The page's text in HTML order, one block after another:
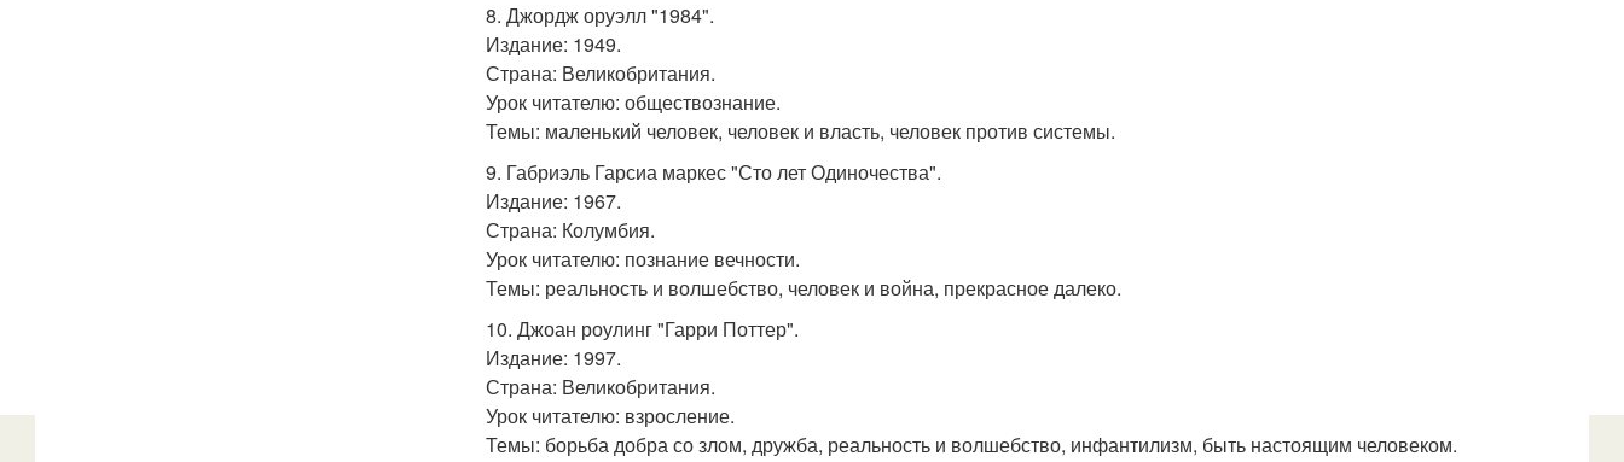
8. Джордж оруэлл "1984".
Издание: 1949.
Страна: Великобритания.
Урок читателю: обществознание.
Темы: маленький человек, человек и власть, человек против системы.
9. Габриэль Гарсиа маркес "Сто лет Одиночества".
Издание: 1967.
Страна: Колумбия.
Урок читателю: познание вечности.
Темы: реальность и волшебство, человек и война, прекрасное далеко.
10. Джоан роулинг "Гарри Поттер".
Издание: 1997.
Страна: Великобритания.
Урок читателю: взросление.
Темы: борьба добра со злом, дружба, реальность и волшебство, инфантилизм, быть настоящим человеком.